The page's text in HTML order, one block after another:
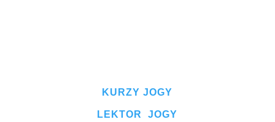
KURZY JOGY
LEKTOR JOGY